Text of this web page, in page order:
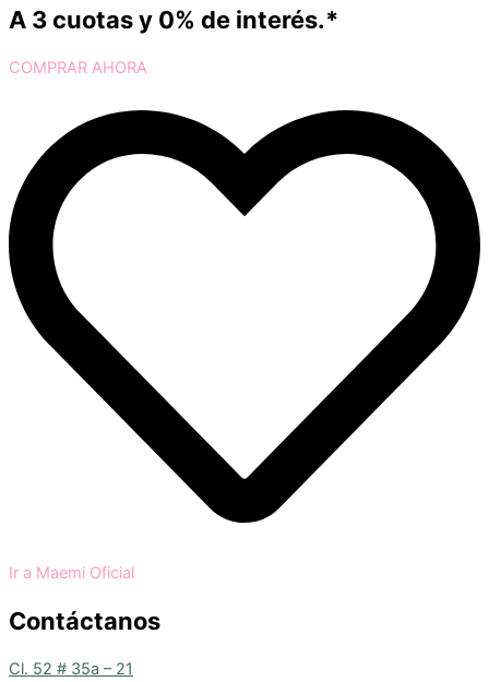
A 3 cuotas y 0% de interés.*
COMPRAR AHORA
Ir a Maemi Oficial
Contáctanos
Cl. 52 # 35a – 21